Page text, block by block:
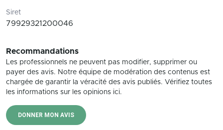
Siret
79929321200046
Recommandations
Les professionnels ne peuvent pas modifier, supprimer ou
payer des avis. Notre équipe de modération des contenus est
chargée de garantir la véracité des avis publiés. Vérifiez toutes
les informations sur les opinions ici.
DONNER MON AVIS